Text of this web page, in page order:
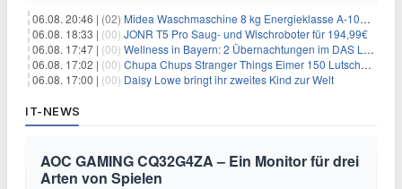
06.08. 20:46 | (02) Midea Waschmaschine 8 kg Energieklasse A-10% 1400 U/Min für 289,97€
06.08. 18:33 | (00) JONR T5 Pro Saug- und Wischroboter für 194,99€
06.08. 17:47 | (00) Wellness in Bayern: 2 Übernachtungen im DAS LUDWIG Sports Resort inkl. HP + Wellness ab 174€ p.P.
06.08. 17:02 | (00) Chupa Chups Stranger Things Eimer 150 Lutscher für 21,95€
06.08. 17:00 | (00) Daisy Lowe bringt ihr zweites Kind zur Welt
IT-NEWS
AOC GAMING CQ32G4ZA – Ein Monitor für drei
Arten von Spielen